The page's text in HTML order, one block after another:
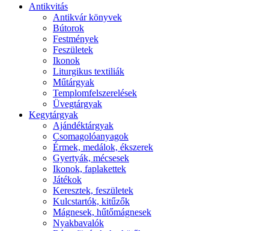
Antikvitás
Antikvár könyvek
Bútorok
Festmények
Feszületek
Ikonok
Liturgikus textiliák
Műtárgyak
Templomfelszerelések
Üvegtárgyak
Kegytárgyak
Ajándéktárgyak
Csomagolóanyagok
Érmek, medálok, ékszerek
Gyertyák, mécsesek
Ikonok, faplakettek
Játékok
Keresztek, feszületek
Kulcstartók, kitűzők
Mágnesek, hűtőmágnesek
Nyakbavalók